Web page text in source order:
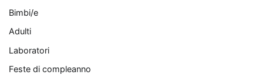
Bimbi/e
Adulti
Laboratori
Feste di compleanno